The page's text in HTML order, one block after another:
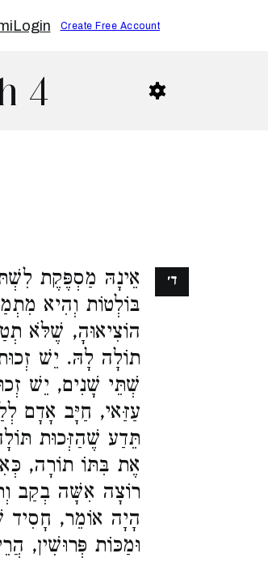
Login Create Free Account
4
אֵינָהּ מַסְפֶּקֶת
בּוֹלְטוֹת וְהִיא
הוֹצִיאוּהָ, שֶׁלֹּא
תוֹלָה לָהּ. יֵשׁ
שְׁתֵּי שָׁנִים, יֵשׁ
עַזַּאי, חַיָּב אָדָם
תֵּדַע שֶׁהַזְּכוּת
אֶת בִּתּוֹ תוֹרָה,
רוֹצָה אִשָּׁה בְקַב
הָיָה אוֹמֵר,
וּמַכּוֹת פְּרוּשִׁין,
ד׳